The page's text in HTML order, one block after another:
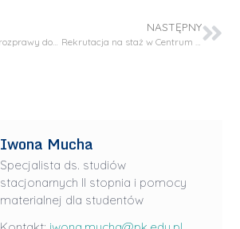
Publiczna obrona rozprawy doktorskiej – mgr inż. Katarzyna Sutor – Świeży
NASTĘPNY
Rekrutacja na staż w Centrum B+R Cemex w Szwajcarii
Iwona Mucha
Specjalista ds. studiów
stacjonarnych II stopnia i pomocy
materialnej dla studentów